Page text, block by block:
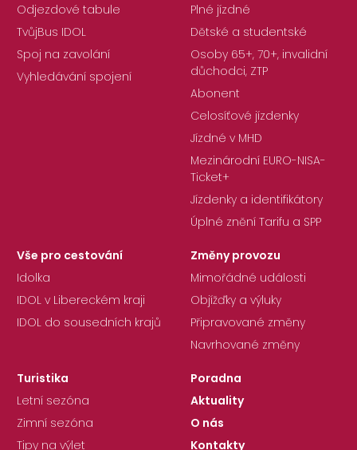
Odjezdové tabule
TvůjBus IDOL
Spoj na zavolání
Vyhledávání spojení
Plné jízdné
Dětské a studentské
Osoby 65+, 70+, invalidní
důchodci, ZTP
Abonent
Celosíťové jízdenky
Jízdné v MHD
Mezinárodní EURO-NISA-
Ticket+
Jízdenky a identifikátory
Úplné znění Tarifu a SPP
Vše pro cestování
Idolka
IDOL v Libereckém kraji
IDOL do sousedních krajů
Změny provozu
Mimořádné události
Objížďky a výluky
Připravované změny
Navrhované změny
Turistika
Letní sezóna
Zimní sezóna
Tipy na výlet
Poradna
Aktuality
O nás
Kontakty